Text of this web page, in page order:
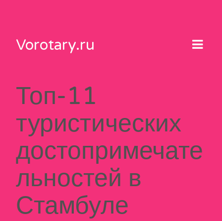
contentVorotary.ru
Топ-11
туристических
достопримечате
льностей в
Стамбуле